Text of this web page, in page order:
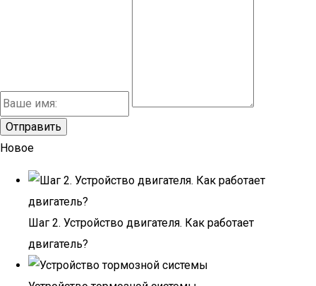
Новое
Шаг 2. Устройство двигателя. Как работает
двигатель?